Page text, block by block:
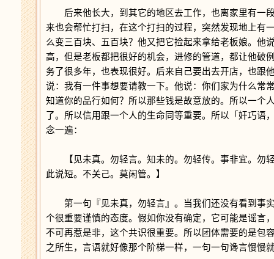
后来他长大，到其它的地区去工作，也离家里有一
来也会帮忙打扫，在这个打扫的过程，突然发现地上有
么变三百块、五百块？他又把它捡起来拿给老板娘。他
高，但是老板都把很好的机会，进修的管道，都让他破
务了很多年，也表现很好。后来自己要出去开店，也跟
说：我有一件事想要请教一下。他说：你们家为什么常
知道你的品行如何？所以那些钱是故意放的。所以一个
了。所以信用跟一个人的生命同等重要。所以「奸巧
念一遍：
【见未真。勿轻言。知未的。勿轻传。事非宜。勿
此说短。不关己。莫闲管。】
第一句『见未真，勿轻言』。当我们还没有看到事
个很重要谨慎的态度。假如你没有确定，它可能是谣言
不可再惹是非，这个共识很重要。所以团体需要的是包
之所生，言语就好像那个阶梯一样，一句一句谗言慢慢